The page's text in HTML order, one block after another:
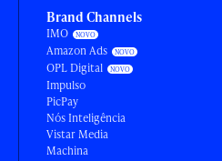
Brand Channels
IMO
Amazon Ads
OPL Digital
Impulso
PicPay
Nós Inteligência
Vistar Media
Machina